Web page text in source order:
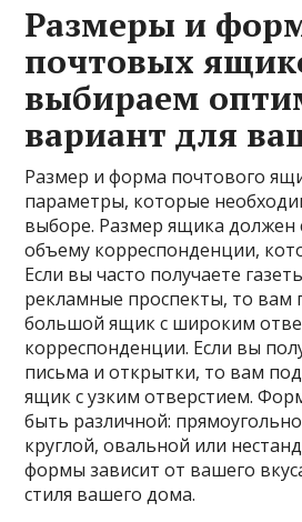
Размеры и
почтовых
выбираем
вариант для
Размер и форма почтового
параметры, которые
выборе. Размер ящика должен
объему корреспонденции,
Если вы часто получаете
рекламные проспекты, то вам
большой ящик с широким
корреспонденции. Если вы
письма и открытки, то вам
ящик с узким отверстием.
быть различной:
круглой, овальной или
формы зависит от вашего
стиля вашего дома.